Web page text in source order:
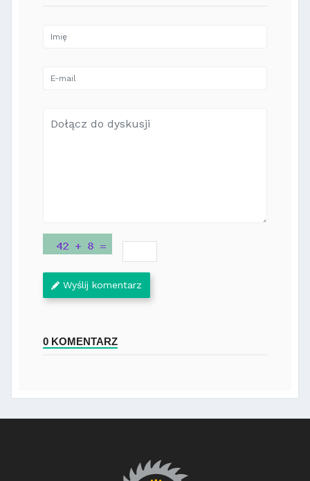
Wyślij komentarz
0 KOMENTARZ